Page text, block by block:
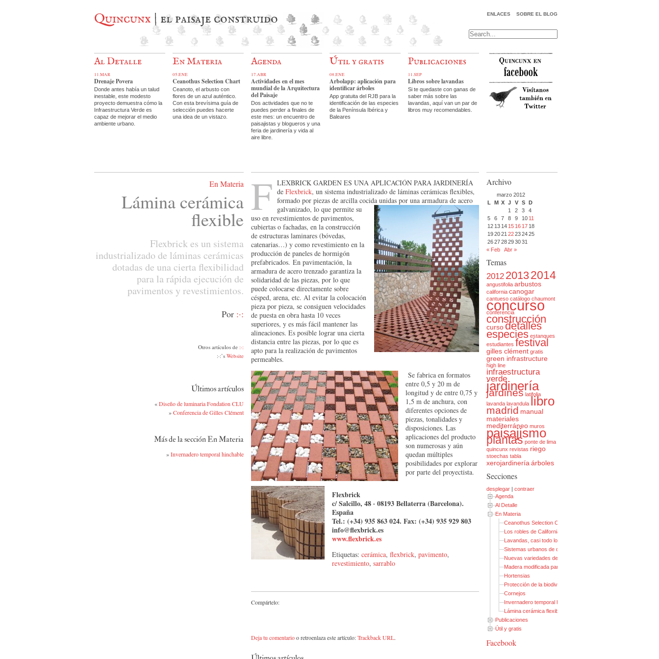
SOBRE EL BLOG
ENLACES
Quincunx | el paisaje construido
Al Detalle
11.MAR
Drenaje Povera
Donde antes había un talud
inestable, este modesto
proyecto demuestra cómo la
Infraestructura Verde es
capaz de mejorar el medio
ambiente urbano.
En Materia
05.ENE
Ceanothus Selection Chart
Ceanoto, el arbusto con
flores de un azul auténtico.
Con esta brevísima guía de
selección puedes hacerte
una idea de un vistazo.
Agenda
17.ABR
Actividades en el mes
mundial de la Arquitectura
del Paisaje
Dos actividades que no te
puedes perder a finales de
este mes: un encuentro de
paisajistas y blogueros y una
feria de jardinería y vida al
aire libre.
Útil y gratis
08.ENE
Arbolapp: aplicación para
identificar árboles
App gratuita del RJB para la
identificación de las especies
de la Península Ibérica y
Baleares
Publicaciones
11.SEP
Libros sobre lavandas
Si te quedaste con ganas de
saber más sobre las
lavandas, aquí van un par de
libros muy recomendables.
En Materia
Lámina cerámica
flexible
Flexbrick es un sistema
industrializado de láminas cerámicas
dotadas de una cierta flexibilidad
para la rápida ejecución de
pavimentos y revestimientos.
Por :·:
Otros artículos de :·:
:·:’s Website
Últimos artículos
«Diseño de luminaria Fondation CLU
»Conferencia de Gilles Clément
Más de la sección En Materia
»Invernadero temporal hinchable
F lexbrick Garden es una aplicación para jardinería
de Flexbrick, un sistema industrializado de láminas cerámicas flexibles,
formado por piezas de arcilla cocida unidas por una armadura de acero
galvanizado, lo que permite su
uso en revestimientos de pavimentos,
cubiertas o fachadas, en la construcción
de estructuras laminares (bóvedas,
catenarias…) y como revestimiento en la
producción de paneles de hormigón
prefabricados. En pavimentación, la
armadura de acero trenzado garantiza la
solidaridad de las piezas, por lo que
puede colocarse directamente sobre
césped, arena, etc. Al evitar la colocación
pieza por pieza, se consiguen velocidades
de puesta en obra hasta 10 veces
superiores, y es más fácil mantener las
alineaciones. Es posible lograr una cierta
distancia entre las piezas, por lo que es
apto para la realización de pavimentos
permeables.
Se fabrica en formatos
entre 0,5 y 20 m de
longitud y de entre 0,75 y
1,5 m de anchura, con
diferentes opciones de
piezas, tonalidades y
disposiciones. Las
aplicaciones del producto
son numerosas y aún
quedan múltiples
posibilidades por explorar
por parte del proyectista.
Flexbrick
c/ Salcillo, 48 · 08193 Bellaterra (Barcelona).
España
Tel.: (+34) 935 863 024. Fax: (+34) 935 929 803
info@flexbrick.es
www.flexbrick.es
Etiquetas: cerámica, flexbrick, pavimento,
revestimiento, sarrablo
Compártelo:
Deja tu comentarioo retroenlaza este artículo:Trackback URL.
Archivo
marzo 2012
L
M X J V S D
1
2 3
4
5
6 7 8 9 10 11
12 13 14 15 16 17 18
192021 22232425
262728293031
« Feb
Abr »
Temas
2012 20132014
angustifolia arbustos
california canogar
cantueso catálogo chaumont
concurso
conferencia
construcción
cursodetalles
especies estanques
estudiantes festival
gilles clément gratis
green infrastructure
high line
infraestructura
verde
jardinería
jardines latifolia
lavanda lavandula libro
madrid manual
materiales
mediterráneo muros
paisajismo
plantas ponte de lima
quincunx revistas riego
stoechas tabla
xerojardinería árboles
Secciones
desplegar | contraer
Agenda
Al Detalle
En Materia
Ceanothus Selection Chart
Los robles de California
Lavandas, casi todo lo que necesitas saber
Sistemas urbanos de drenaje sostenible (I)
Nuevas variedades de membrillero de flor
Madera modificada para exteriores
Hortensias
Protección de la biodiversidad (I): Pasos para anfibios
Cornejos
Invernadero temporal hinchable
Lámina cerámica flexible
Publicaciones
Útil y gratis
Facebook